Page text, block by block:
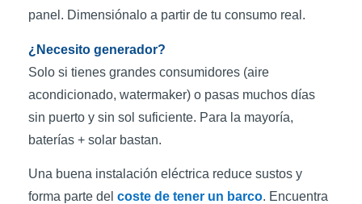
panel. Dimensiónalo a partir de tu consumo real.
¿Necesito generador?
Solo si tienes grandes consumidores (aire
acondicionado, watermaker) o pasas muchos días
sin puerto y sin sol suficiente. Para la mayoría,
baterías + solar bastan.
Una buena instalación eléctrica reduce sustos y
forma parte del coste de tener un barco. Encuentra